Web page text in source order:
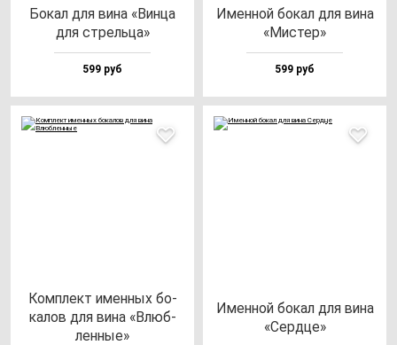
Бокал для ви­на «Вин­ца
для стрель­ца»
599 руб
Имен­ной бо­кал для ви­на
«Мис­тер»
599 руб
Ком­плект имен­ных бо­
ка­лов для ви­на «Влюб­
лен­ные»
Имен­ной бо­кал для ви­на
«Сер­дце»